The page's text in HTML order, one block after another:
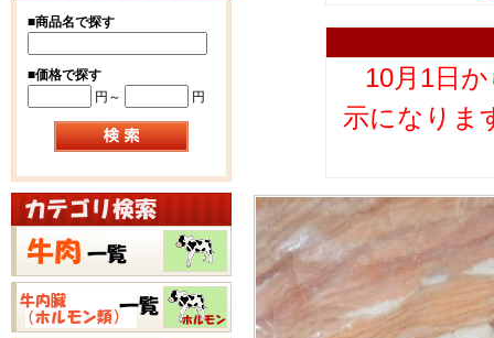
■商品名で探す
■価格で探す
円～
円
10月1日
示になりま